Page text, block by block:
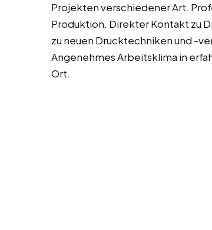
Projekten verschiedener Art.
Produktion. Direkter Kontakt zu
zu neuen Drucktechniken und -
Angenehmes Arbeitsklima in
Ort.